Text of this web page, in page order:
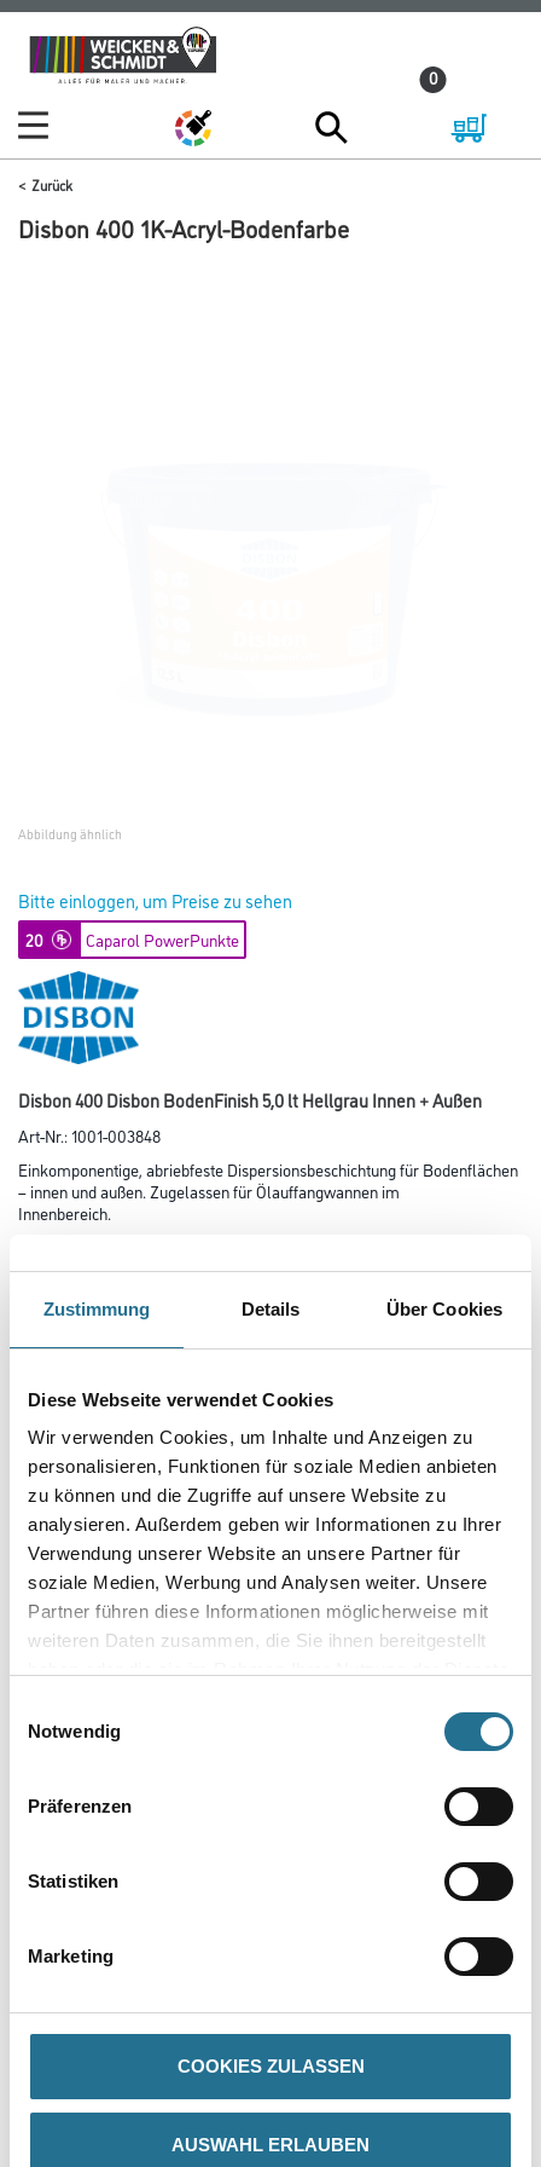
Zustimmung Details Über Cookies
Diese Webseite verwendet Cookies
Wir verwenden Cookies, um Inhalte und Anzeigen zu
personalisieren, Funktionen für soziale Medien anbieten
zu können und die Zugriffe auf unsere Website zu
analysieren. Außerdem geben wir Informationen zu Ihrer
Verwendung unserer Website an unsere Partner für
soziale Medien, Werbung und Analysen weiter. Unsere
Partner führen diese Informationen möglicherweise mit
weiteren Daten zusammen, die Sie ihnen bereitgestellt
Notwendig
Präferenzen
Statistiken
Marketing
COOKIES ZULASSEN
AUSWAHL ERLAUBEN
Zum
Inhalt
Zum
Navigationsmenü
0
Zurück
Disbon 400 1K-Acryl-Bodenfarbe
Abbildung ähnlich
Bitte einloggen, um Preise zu sehen
20 Caparol PowerPunkte
Disbon 400 Disbon BodenFinish 5,0 lt Hellgrau Innen + Außen
Art-Nr.:1001-003848
Einkomponentige, abriebfeste Dispersionsbeschichtung für Bodenflächen
– innen und außen. Zugelassen für Ölauffangwannen im
Innenbereich.
Umrechnungsfaktoren
Zur Farbauswahl für Ihren Wunschfarbton
- Geruchsarm
- Abriebfest
Verarbeitungstemp./Luftfeuchte